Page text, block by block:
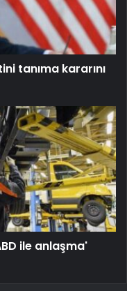
tanıma kararını
ile anlaşma'